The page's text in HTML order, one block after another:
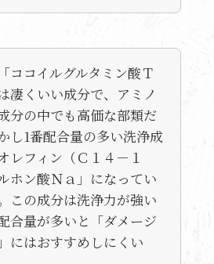
ココイルグルタミン酸Ｔ
凄くいい成分で、アミノ
分の中でも高価な部類だ
し1番配合量の多い洗浄成
レフィン（Ｃ１４－１
ホン酸Ｎａ」になってい
この成分は洗浄力が強い
合量が多いと「ダメージ
にはおすすめしにくい